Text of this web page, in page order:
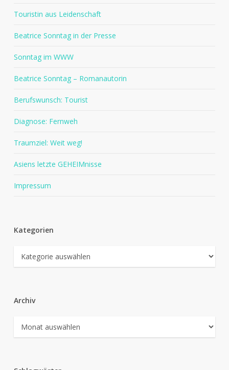
Touristin aus Leidenschaft
Beatrice Sonntag in der Presse
Sonntag im WWW
Beatrice Sonntag – Romanautorin
Berufswunsch: Tourist
Diagnose: Fernweh
Traumziel: Weit weg!
Asiens letzte GEHEIMnisse
Impressum
Kategorien
Kategorien
Archiv
Archiv